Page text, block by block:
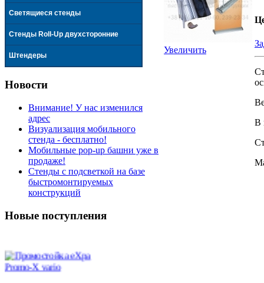
Светящиеся стенды
Стенды Roll-Up двухсторонние
Штендеры
Новости
Внимание! У нас изменился
адрес
Визуализация мобильного
стенда - бесплатно!
Мобильные pop-up башни уже в
продаже!
Стенды с подсветкой на базе
быстромонтируемых
конструкций
Новые поступления
Промостойка eXpa
Увеличить
В